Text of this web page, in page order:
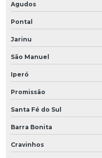
Agudos
Pontal
Jarinu
São Manuel
Iperó
Promissão
Santa Fé do Sul
Barra Bonita
Cravinhos